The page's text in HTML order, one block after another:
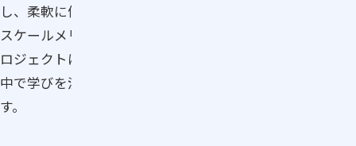
し、柔軟に働く時間や場所を選ぶことができます。
スケールメリットとしては、グループ全体の研修や横断プ
ロジェクトに参加する機会があること。多様な人と関わる
中で学びを深め、人脈を広げることができるのも魅力で
す。